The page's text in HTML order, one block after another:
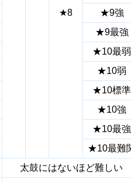
★8
★9強
★9最強
★10最弱
★10弱
★10標準
★10強
★10最強
★10最難
太鼓にはないほど難しい